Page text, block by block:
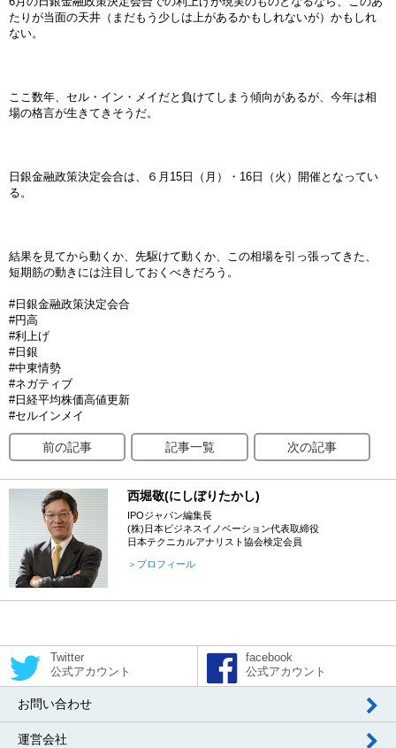
たりが当面の天井（まだもう少しは上があるかもしれないが）かもしれ
ない。
ここ数年、セル・イン・メイだと負けてしまう傾向があるが、今年は相
場の格言が生きてきそうだ。
日銀金融政策決定会合は、６月15日（月）・16日（火）開催となってい
る。
結果を見てから動くか、先駆けて動くか、この相場を引っ張ってきた、
短期筋の動きには注目しておくべきだろう。
#日銀金融政策決定会合
#円高
#利上げ
#日銀
#中東情勢
#ネガティブ
#日経平均株価高値更新
#セルインメイ
前の記事 記事一覧 次の記事
西堀敬(にしぼりたかし)
IPOジャパン編集長
(株)日本ビジネスイノベーション代表取締役
日本テクニカルアナリスト協会検定会員
＞プロフィール
Twitter
公式アカウント
facebook
公式アカウント
お問い合わせ
運営会社